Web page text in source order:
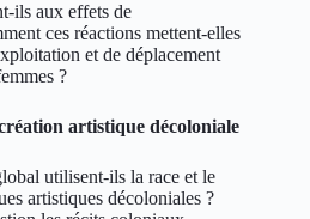
ils aux effets de
ces réactions mettent-elles
et de déplacement
?
artistique décoloniale
utilisent-ils la race et le
artistiques décoloniales ?